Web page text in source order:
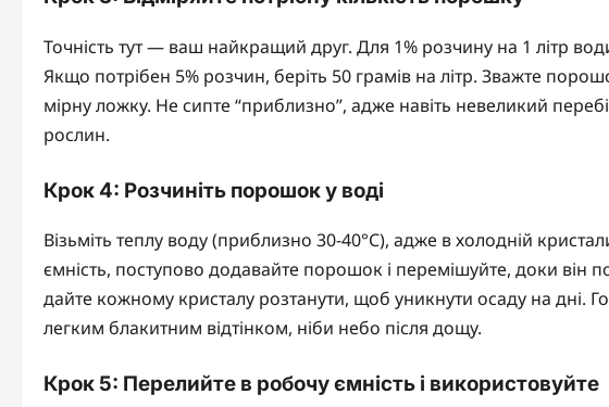
Точність тут — ваш найкращий друг. Для 1% розчину на 1 літр
Якщо потрібен 5% розчин, беріть 50 грамів на літр. Зважте
мірну ложку. Не сипте “приблизно”, адже навіть невеликий
рослин.
Крок 4: Розчиніть порошок у воді
Візьміть теплу воду (приблизно 30-40°C), адже в холодній
ємність, поступово додавайте порошок і перемішуйте, доки він
дайте кожному кристалу розтанути, щоб уникнути осаду на дні.
легким блакитним відтінком, ніби небо після дощу.
Крок 5: Перелийте в робочу ємність і використовуйте